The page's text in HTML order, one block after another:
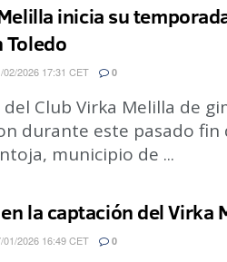
inicia su
Toledo
2026 17:31 CET 0
Club Virka Melilla de
durante este pasado fin
municipio de ...
la captación del Virka
2026 16:49 CET 0